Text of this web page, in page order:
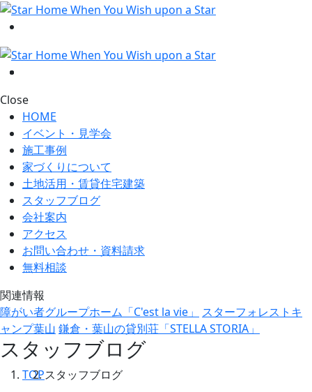
Close
HOME
イベント・見学会
施工事例
家づくりについて
土地活用・賃貸住宅建築
スタッフブログ
会社案内
アクセス
お問い合わせ・資料請求
無料相談
関連情報
障がい者グループホーム「C'est la vie」
スターフォレストキ
ャンプ葉山 鎌倉・葉山の貸別荘「STELLA STORIA」
スタッフブログ
TOPスタッフブログ